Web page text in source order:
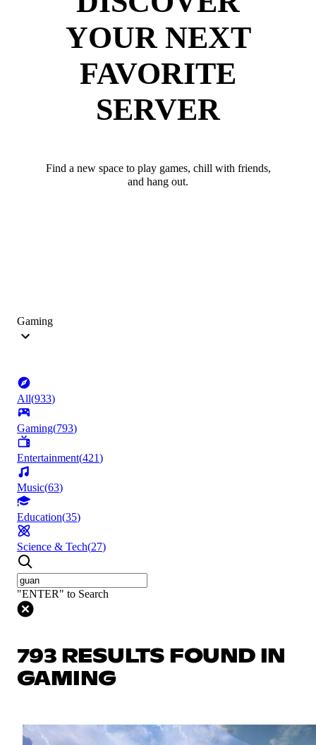
YOUR NEXT
FAVORITE
SERVER
Find a new space to play games, chill with friends,
and hang out.
Gaming
All(933)
Gaming(793)
Entertainment(421)
Music(63)
Education(35)
Science & Tech(27)
"ENTER" to Search
793 RESULTS FOUND IN
GAMING